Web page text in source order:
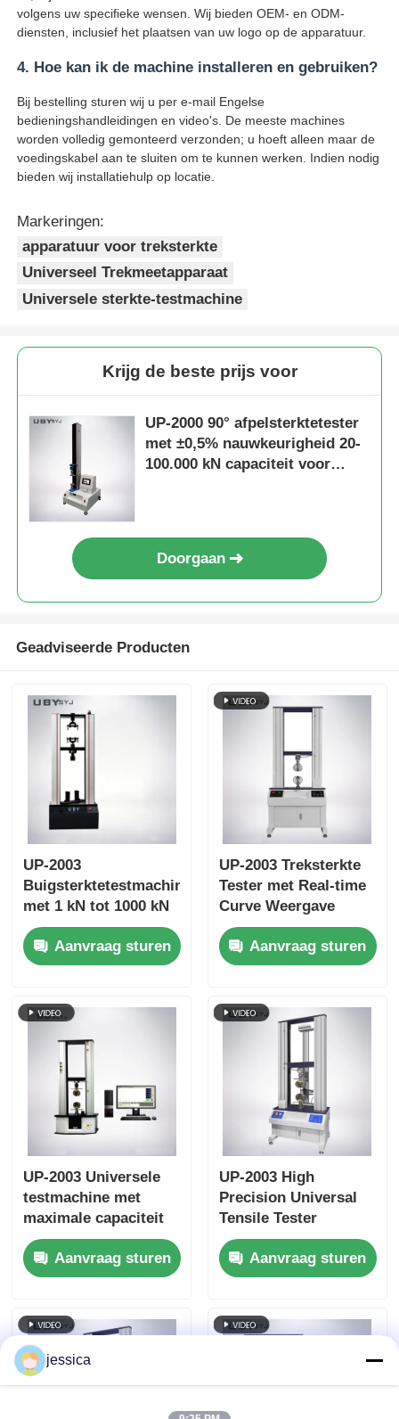
volgens uw specifieke wensen. Wij bieden OEM- en ODM-
diensten, inclusief het plaatsen van uw logo op de apparatuur.
4. Hoe kan ik de machine installeren en gebruiken?
Bij bestelling sturen wij u per e-mail Engelse
bedieningshandleidingen en video's. De meeste machines
worden volledig gemonteerd verzonden; u hoeft alleen maar de
voedingskabel aan te sluiten om te kunnen werken. Indien nodig
bieden wij installatiehulp op locatie.
Markeringen:
apparatuur voor treksterkte
Universeel Trekmeetapparaat
Universele sterkte-testmachine
Krijg de beste prijs voor
UP-2000 90° afpelsterktetester
met ±0,5% nauwkeurigheid 20-
100.000 kN capaciteit voor
Doorgaan
Geadviseerde Producten
UP-2003
Buigsterktetestmachine
met 1 kN tot 1000 kN
maximale testkracht,
± 1,0%
nauwkeurigheid en
trekslag
Aanvraag sturen
UP-2003 Treksterkte
Tester met Real-time
Curve Weergave
Gegevensopslagfunctie
en ±0,5%
Nauwkeurigheid
Aanvraag sturen
UP-2003 Universele
testmachine met
maximale capaciteit
van 20-100000kN,
±0,5%
nauwkeurigheid en
voor
trekcompressiebuigproeven
Aanvraag sturen
UP-2003 High
Precision Universal
Tensile Tester
Machine Duurzame
treksterkte
testmachine
Aanvraag sturen
jessica